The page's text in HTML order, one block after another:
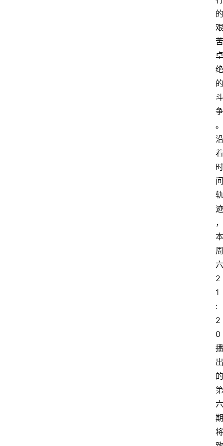
的
艰
苦
卓
绝
的
斗
争
。
沿
着
时
间
轨
迹
，
本
周
六
2
1
:
2
0
播
出
的
第
六
期
将